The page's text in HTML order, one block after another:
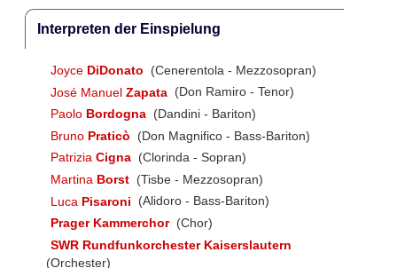
Interpreten der Einspielung
Joyce DiDonato
(Cenerentola - Mezzosopran)
José Manuel Zapata (Don Ramiro - Tenor)
Paolo Bordogna (Dandini - Bariton)
Bruno Praticò
(Don Magnifico - Bass-Bariton)
Patrizia Cigna (Clorinda - Sopran)
Martina Borst (Tisbe - Mezzosopran)
Luca Pisaroni
(Alidoro - Bass-Bariton)
Prager Kammerchor (Chor)
SWR Rundfunkorchester Kaiserslautern
(Orchester)